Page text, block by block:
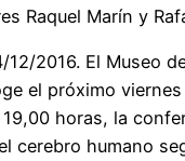
Raquel Marín y
12/2016. El Museo
el próximo
horas, la
cerebro humano